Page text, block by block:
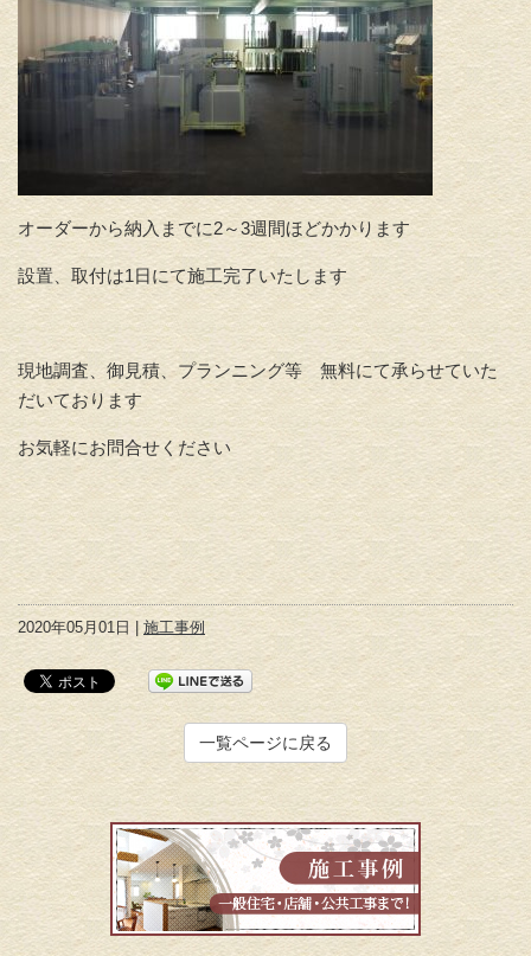
オーダーから納入までに2～3週間ほどかかります
設置、取付は1日にて施工完了いたします
現地調査、御見積、プランニング等 無料にて承らせていた
だいております
お気軽にお問合せください
2020年05月01日 | 施工事例
一覧ページに戻る